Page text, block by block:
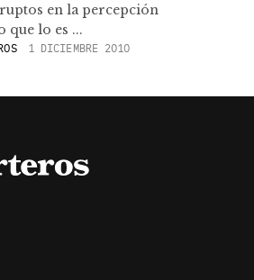
en la percepción
que lo es ...
1 DICIEMBRE 2010